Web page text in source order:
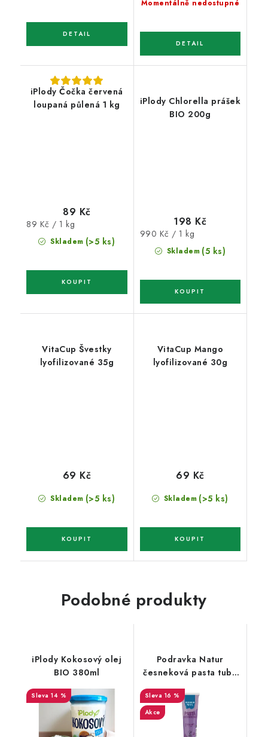
Momentálně nedostupné
iPlody Čočka červená
loupaná půlená 1 kg
Skladem (>5 ks)
89 Kč
Měrná
cena:
89 Kč / 1 kg
iPlody Chlorella prášek
BIO 200g
Skladem (5 ks)
198 Kč
Měrná
cena:
990 Kč / 1 kg
VitaCup Švestky
lyofilizované 35g
Skladem (>5 ks)
69 Kč
VitaCup Mango
lyofilizované 30g
Skladem (>5 ks)
69 Kč
Podobné produkty
iPlody Kokosový olej
BIO 380ml
14 %
Podravka Natur
česneková pasta tuba
16 %
Akce